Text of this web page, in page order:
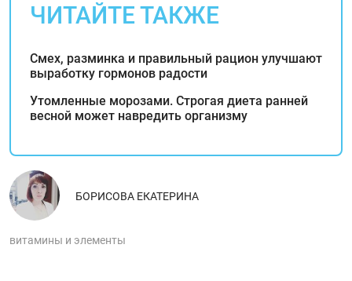
ЧИТАЙТЕ ТАКЖЕ
Смех, разминка и правильный рацион улучшают
выработку гормонов радости
Утомленные морозами. Строгая диета ранней
весной может навредить организму
БОРИСОВА ЕКАТЕРИНА
витамины и элементы